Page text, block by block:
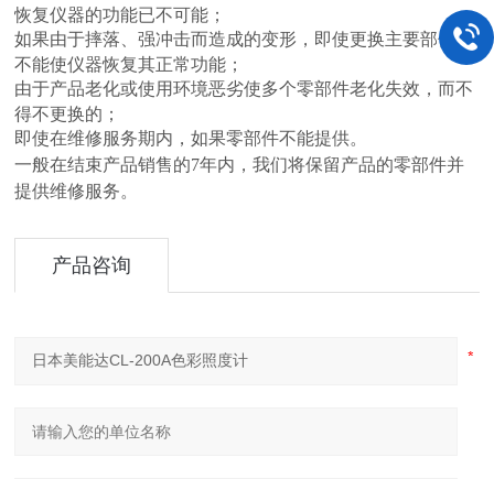
恢复仪器的功能已不可能；
如果由于摔落、强冲击而造成的变形，即使更换主要部件也
不能使仪器恢复其正常功能；
由于产品老化或使用环境恶劣使多个零部件老化失效，而不
得不更换的；
即使在维修服务期内，如果零部件不能提供。
一般在结束产品销售的7年内，我们将保留产品的零部件并
提供维修服务。
产品咨询